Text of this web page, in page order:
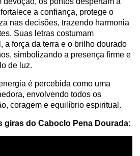
a confiança, protege o
nas decisões, trazendo harmonia
Suas letras costumam
a força da terra e o brilho dourado
simbolizando a presença firme e
de luz.
é percebida como uma
envolvendo todos os
coragem e equilíbrio espiritual.
giras do Caboclo Pena Dourada: